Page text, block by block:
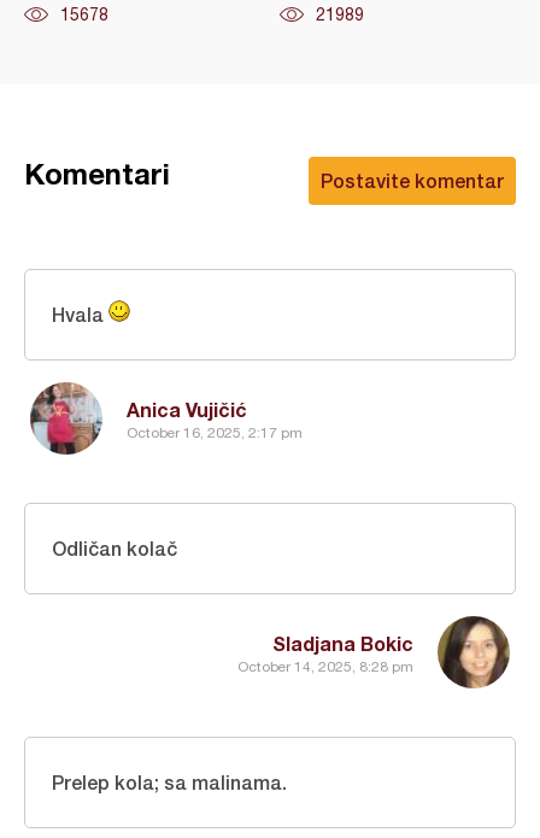
15678 21989
Postavite komentar
Komentari
Anica Vujičić
October 16, 2025, 2:17 pm
Hvala
Sladjana Bokic
October 14, 2025, 8:28 pm
Odličan kolač
Prelep kola; sa malinama.